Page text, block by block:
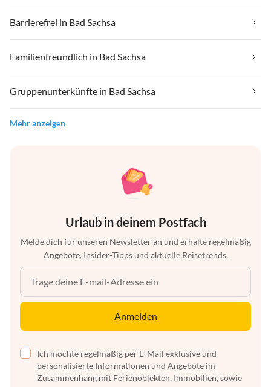
Barrierefrei in Bad Sachsa
Familienfreundlich in Bad Sachsa
Gruppenunterkünfte in Bad Sachsa
Mehr anzeigen
Urlaub in deinem Postfach
Melde dich für unseren Newsletter an und erhalte regelmäßig
Angebote, Insider-Tipps und aktuelle Reisetrends.
Anmelden
Ich möchte regelmäßig per E-Mail exklusive und
personalisierte Informationen und Angebote im
Zusammenhang mit Ferienobjekten, Immobilien, sowie